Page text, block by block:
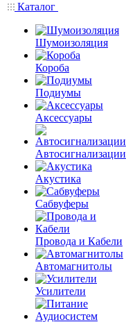
Каталог
Шумоизоляция
Короба
Подиумы
Аксессуары
Автосигнализации
Акустика
Сабвуферы
Провода и Кабели
Автомагнитолы
Усилители